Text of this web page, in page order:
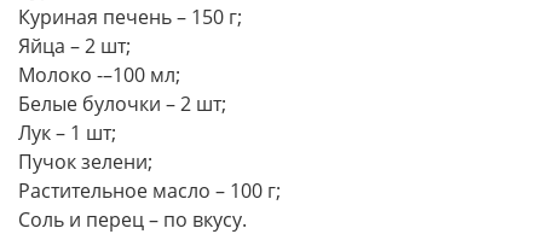
Куриная печень – 150 г;
Яйца – 2 шт;
Молоко -–100 мл;
Белые булочки – 2 шт;
Лук – 1 шт;
Пучок зелени;
Растительное масло – 100 г;
Соль и перец – по вкусу.